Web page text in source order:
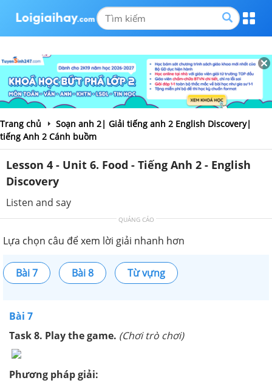
Trang chủ
Soạn anh 2| Giải tiếng anh 2 English Discovery|
tiếng Anh 2 Cánh buồm
Lesson 4 - Unit 6. Food - Tiếng Anh 2 - English
Discovery
Listen and say
QUẢNG CÁO
Lựa chọn câu để xem lời giải nhanh hơn
Bài 7 Bài 8 Từ vựng
Bài 7
Task 8. Play the game. (Chơi trò chơi)
Phương pháp giải: